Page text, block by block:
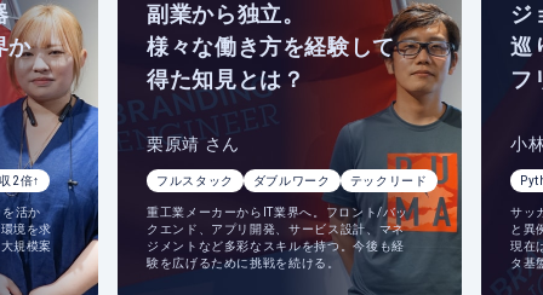
↑
か
を求
模案
副業から独立。
様々な働き方を経験して
得た知見とは？
栗原靖 さん
フルスタック ダブルワーク テックリード
重工業メーカーからIT業界へ。フロント/バッ
クエンド、アプリ開発、サービス設計、マネ
ジメントなど多彩なスキルを持つ。今後も経
験を広げるために挑戦を続ける。
ジ
巡
フ
小林
Python
サッカ
と異例
現在は
タ基盤